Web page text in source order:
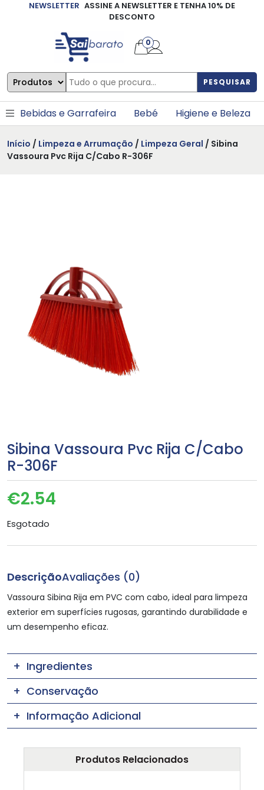
NEWSLETTER ASSINE A NEWSLETTER E TENHA 10% DE
DESCONTO
PESQUISAR
0
Bebidas e Garrafeira Bebé Higiene e Beleza
Início / Limpeza e Arrumação / Limpeza Geral / Sibina
Vassoura Pvc Rija C/Cabo R-306F
Sibina Vassoura Pvc Rija C/Cabo
R-306F
€2.54
Esgotado
DescriçãoAvaliações (0)
Vassoura Sibina Rija em PVC com cabo, ideal para limpeza
exterior em superfícies rugosas, garantindo durabilidade e
um desempenho eficaz.
Ingredientes
Conservação
Informação Adicional
Produtos Relacionados